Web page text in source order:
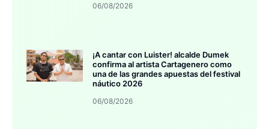
06/08/2026
¡A cantar con Luister! alcalde Dumek
confirma al artista Cartagenero como
una de las grandes apuestas del festival
náutico 2026
06/08/2026